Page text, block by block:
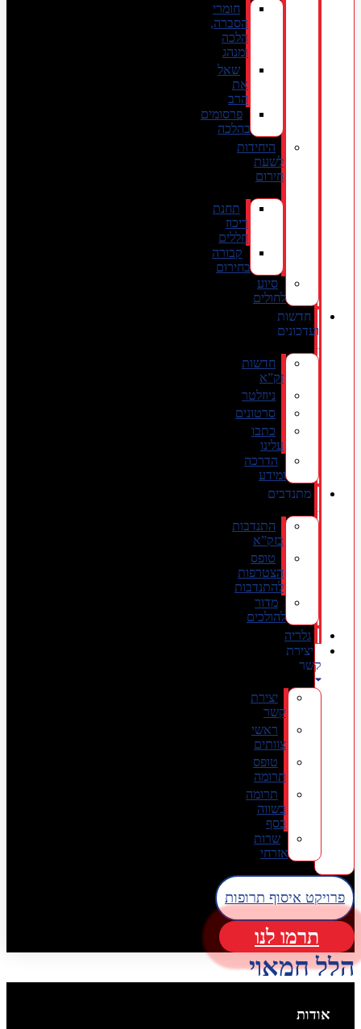
חומרי
הסברה,
הלכה
ומנהג
שאל
את
הרב
פרסומים
בהלכה
היחידות
לשעת
חירום
תחנת
ריכוז
חללים
קבורה
בחירום
סיוע
לחולים
חדשות
ועדכונים
חדשות
זק”א
ניוזלטר
סרטונים
כתבו
עלינו
הדרכה
ומידע
מתנדבים
התנדבות
בזק”א
טופס
הצטרפות
להתנדבות
מדור
להולכים
גלריה
יצירת
קשר
יצירת
קשר
ראשי
צוותים
טופס
תרומה
תרומה
בשווה
כסף
שרות
אזרחי
פרויקט איסוף תרופות
תרמו לנו
הלל חמאוי
אודות